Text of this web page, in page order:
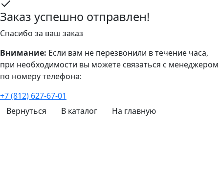
Заказ успешно отправлен!
Спасибо за ваш заказ
Внимание: Если вам не перезвонили в течение часа,
при необходимости вы можете связаться с менеджером
по номеру телефона:
+7 (812) 627-67-01
Вернуться
В каталог На главную